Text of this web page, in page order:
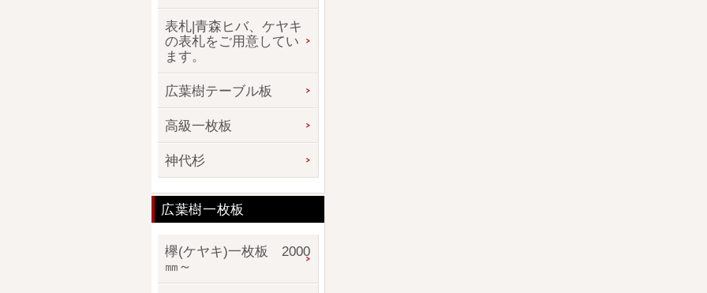
表札|青森ヒバ、ケヤキ
の表札をご用意してい
ます。
広葉樹テーブル板
高級一枚板
神代杉
広葉樹一枚板
欅(ケヤキ)一枚板 2000
㎜～